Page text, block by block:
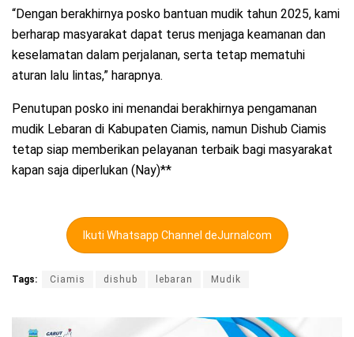
“Dengan berakhirnya posko bantuan mudik tahun 2025, kami
berharap masyarakat dapat terus menjaga keamanan dan
keselamatan dalam perjalanan, serta tetap mematuhi
aturan lalu lintas,” harapnya.
Penutupan posko ini menandai berakhirnya pengamanan
mudik Lebaran di Kabupaten Ciamis, namun Dishub Ciamis
tetap siap memberikan pelayanan terbaik bagi masyarakat
kapan saja diperlukan (Nay)**
Ikuti Whatsapp Channel deJurnalcom
Tags: Ciamis dishub lebaran Mudik